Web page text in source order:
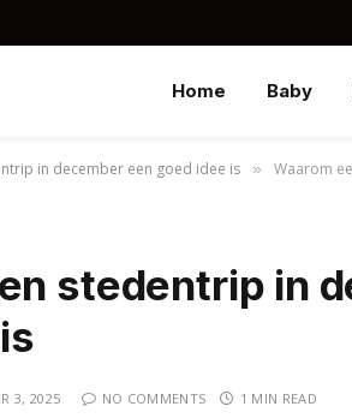
Home Baby
in december een goed idee is » Waarom
stedentrip in
3, 2025 NO COMMENTS 1 MIN READ